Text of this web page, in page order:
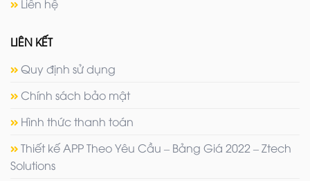
Liên hệ
LIÊN KẾT
Quy định sử dụng
Chính sách bảo mật
Hình thức thanh toán
Thiết kế APP Theo Yêu Cầu – Bảng Giá 2022 – Ztech
Solutions